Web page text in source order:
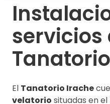
servicios
El Tanatorio Irache
velatorio situadas en